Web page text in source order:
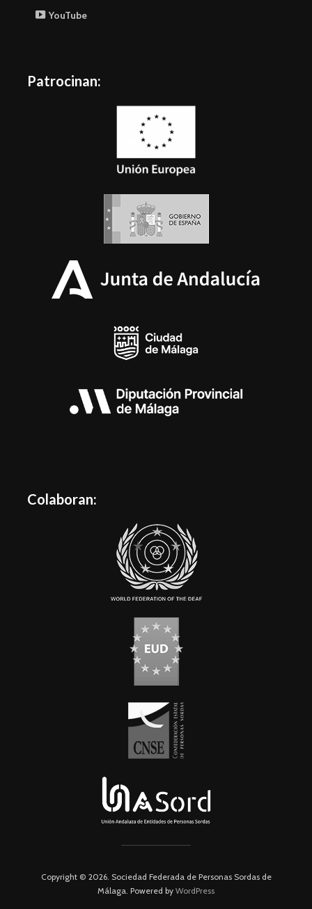
YouTube
Patrocinan:
Colaboran:
Copyright © 2026. Sociedad Federada de Personas Sordas de
Málaga. Powered by WordPress